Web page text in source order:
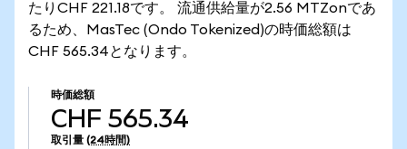
たりCHF 221.18です。 流通供給量が2.56 MTZonであ
るため、MasTec (Ondo Tokenized)の時価総額は
CHF 565.34となります。
時価総額
CHF 565.34
取引量 (24時間)